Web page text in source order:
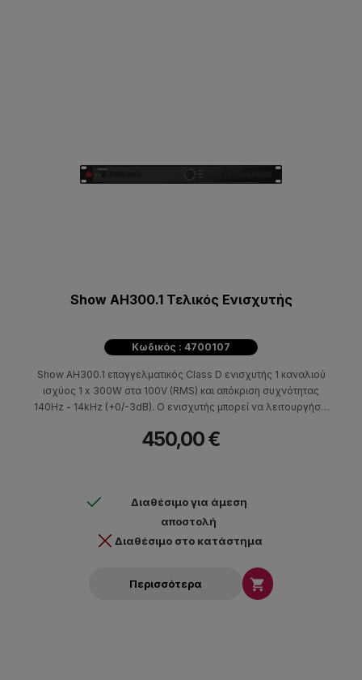
Show AH300.1 Τελικός Ενισχυτής
Κωδικός : 4700107
Show AH300.1 επαγγελματικός Class D ενισχυτής 1 καναλιού
ισχύος 1 x 300W στα 100V (RMS) και απόκριση συχνότητας
140Hz - 14kHz (+0/-3dB). Ο ενισχυτής μπορεί να λειτουργήσει
σύνδεση των εισόδων και της εξόδου. H τοπολογία Class D
γραφεία, αίθουσες συνεδριάσεων κ.α.
450,00 €
Διαθέσιμο για άμεση
αποστολή
Διαθέσιμο στο κατάστημα
Περισσότερα 